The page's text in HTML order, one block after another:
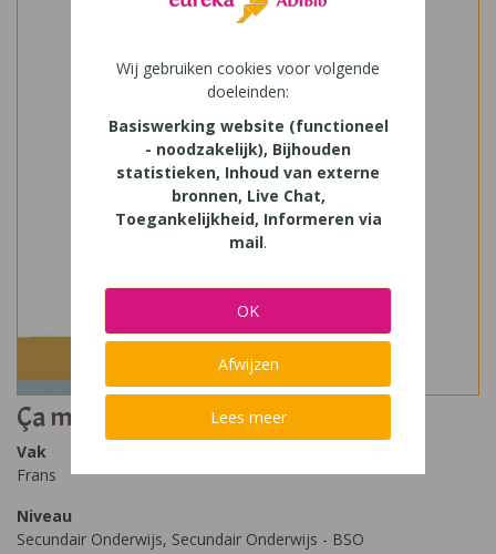
Ça marche! 1
Vak
Frans
Niveau
Secundair Onderwijs, Secundair Onderwijs - BSO
Wij gebruiken cookies voor volgende
doeleinden:
Basiswerking website (functioneel
- noodzakelijk), Bijhouden
statistieken, Inhoud van externe
bronnen, Live Chat,
Toegankelijkheid, Informeren via
mail.
OK
Afwijzen
Lees meer